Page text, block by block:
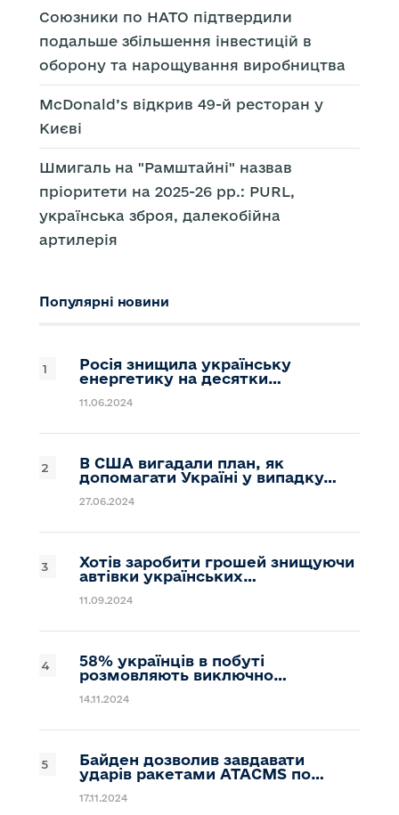
Союзники по НАТО підтвердили
подальше збільшення інвестицій в
оборону та нарощування виробництва
McDonald’s відкрив 49-й ресторан у
Києві
Шмигаль на "Рамштайні" назвав
пріоритети на 2025-26 рр.: PURL,
українська зброя, далекобійна
артилерія
Популярні новини
Росія знищила українську
енергетику на десятки…
11.06.2024
В США вигадали план, як
допомагати Україні у випадку…
27.06.2024
Хотів заробити грошей знищуючи
автівки українських…
11.09.2024
58% українців в побуті
розмовляють виключно…
14.11.2024
Байден дозволив завдавати
ударів ракетами ATACMS по…
17.11.2024